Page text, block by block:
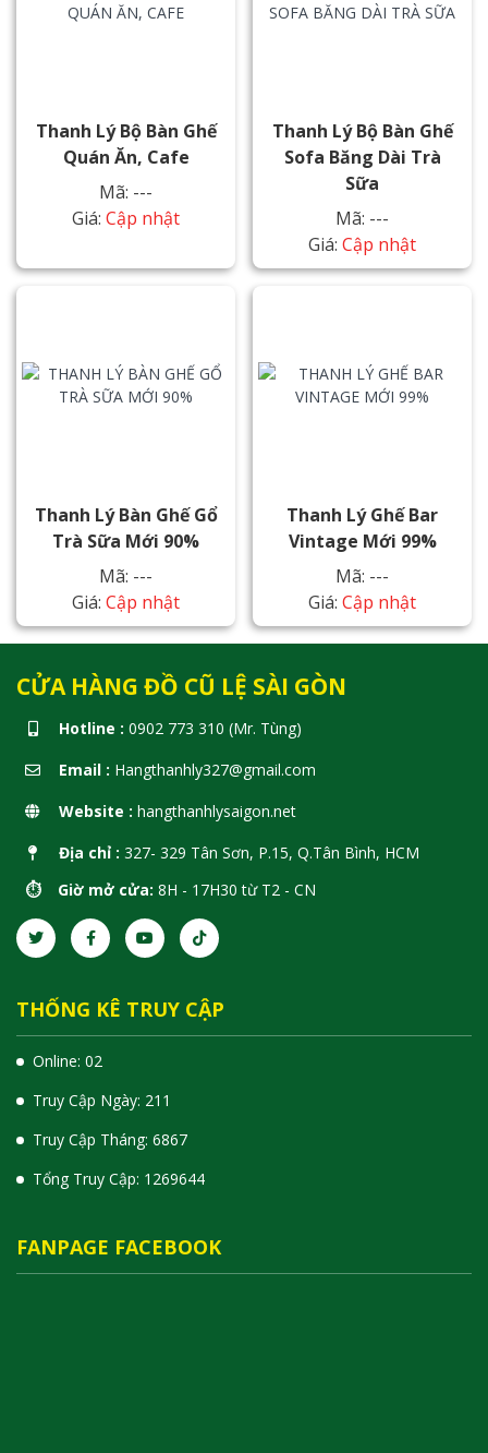
Thanh Lý Bộ Bàn Ghế
Quán Ăn, Cafe
Mã: ---
Giá: Cập nhật
Thanh Lý Bộ Bàn Ghế
Sofa Băng Dài Trà
Sữa
Mã: ---
Giá: Cập nhật
Thanh Lý Bàn Ghế Gổ
Trà Sữa Mới 90%
Mã: ---
Giá: Cập nhật
Thanh Lý Ghế Bar
Vintage Mới 99%
Mã: ---
Giá: Cập nhật
CỬA HÀNG ĐỒ CŨ LỆ SÀI GÒN
Hotline : 0902 773 310 (Mr. Tùng)
Email : Hangthanhly327@gmail.com
Website : hangthanhlysaigon.net
Địa chỉ : 327- 329 Tân Sơn, P.15, Q.Tân Bình, HCM
⏱️ Giờ mở cửa: 8H - 17H30 từ T2 - CN
THỐNG KÊ TRUY CẬP
Online: 02
Truy Cập Ngày: 211
Truy Cập Tháng: 6867
Tổng Truy Cập: 1 269644
FANPAGE FACEBOOK